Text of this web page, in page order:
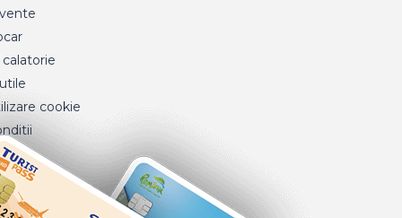
cookie